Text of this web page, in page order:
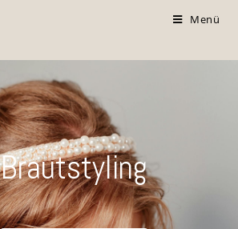
Menü
Brautstyling